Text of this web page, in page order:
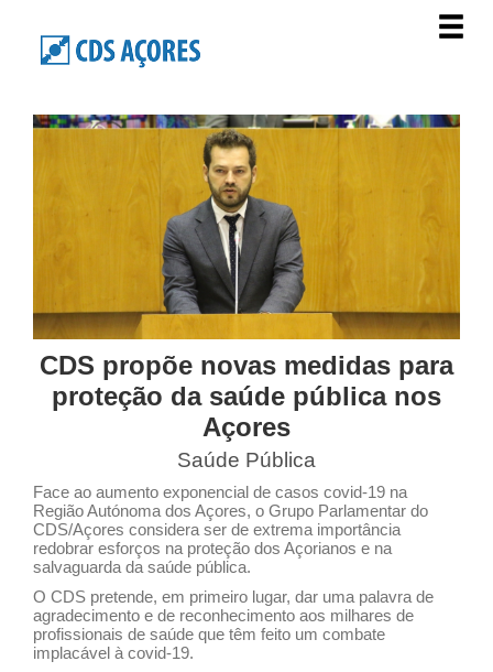
CDS propõe novas medidas para
proteção da saúde pública nos
Açores
Saúde Pública
Face ao aumento exponencial de casos covid-19 na
Região Autónoma dos Açores, o Grupo Parlamentar do
CDS/Açores considera ser de extrema importância
redobrar esforços na proteção dos Açorianos e na
salvaguarda da saúde pública.
O CDS pretende, em primeiro lugar, dar uma palavra de
agradecimento e de reconhecimento aos milhares de
profissionais de saúde que têm feito um combate
implacável à covid-19.